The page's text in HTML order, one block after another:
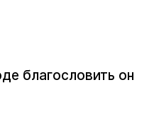
благословить он